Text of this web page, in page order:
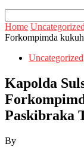
Home Uncategorized
Forkompimda
Uncategorized
Kapolda
Paskibraka
By